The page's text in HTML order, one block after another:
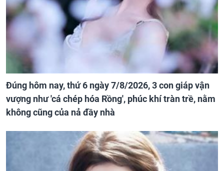
Đúng hôm nay, thứ 6 ngày 7/8/2026, 3 con giáp vận
vượng như 'cá chép hóa Rồng', phúc khí tràn trề, nằm
không cũng của nả đầy nhà